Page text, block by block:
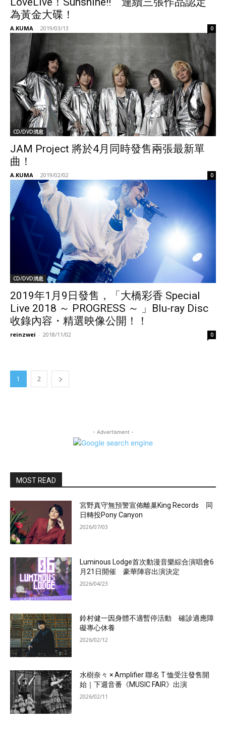
為黃金大碟！
A.KUMA - 2019/03/13 0
CD/DVD消息
JAM Project 將於4月同時發售兩張最新單
曲！
A.KUMA - 2019/02/02 0
CD/DVD消息
2019年1月9日發售，「大橋彩香 Special
Live 2018 ～ PROGRESS ～ 」Blu-ray Disc
收錄內容・精選映像公開！！
reinzwei - 2018/11/02 0
1 2
- Advertisment -
MOST READ
宮野真守無預警宣佈離巢King Records 同
日轉投Pony Canyon
2026/07/03
Luminous Lodge首次動漫音樂綜合演唱會6
月21日開催 豪華陣容出演決定
2026/04/23
鈴村健一因身體不適暫停活動 確診適應障
礙專心休養
2026/02/12
水樹奈々 × Amplifier 聯名 T 恤受注發售開
始｜下週音番《MUSIC FAIR》出演
2026/02/11